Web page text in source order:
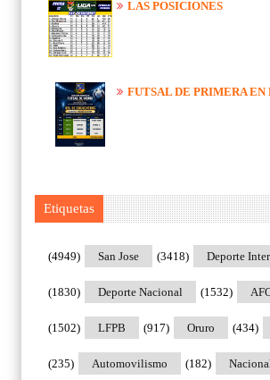
LAS POSICIONES
FUTSAL DE PRIMERA EN
Etiquetas
San Jose
(4949) Deporte
(3418)
Deporte Nacional
(1830) (1532)
LFPB
(1502) Oruro
(917) (434)
Automovilismo
(235) (182)